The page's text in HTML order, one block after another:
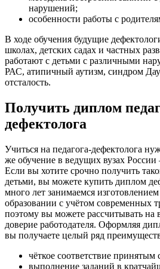
нарушений;
особенности работы с
В ходе обучения будущие
школах, детских садах и частных
работают с детьми с различными
РАС, атипичный аутизм, синдром
отсталость.
Получить диплом
дефектолога
Учиться на педагога-дефектолога
же обучение в ведущих вузах России
Если вы хотите срочно получить
детьми, вы можете купить диплом
много лет занимаемся
образовании с учётом современных
поэтому вы можете рассчитывать на
доверие работодателя. Оформляя
вы получаете целый ряд
чёткое соответствие принятым
выполнение заданий в